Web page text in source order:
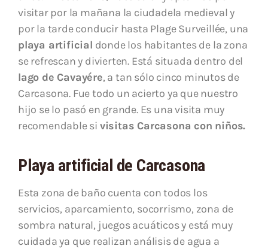
visitar por la mañana la ciudadela medieval y
por la tarde conducir hasta Plage Surveillée, una
playa artificial donde los habitantes de la zona
se refrescan y divierten. Está situada dentro del
lago de Cavayére, a tan sólo cinco minutos de
Carcasona. Fue todo un acierto ya que nuestro
hijo se lo pasó en grande. Es una visita muy
recomendable si visitas Carcasona con niños.
Playa artificial de Carcasona
Esta zona de baño cuenta con todos los
servicios, aparcamiento, socorrismo, zona de
sombra natural, juegos acuáticos y está muy
cuidada ya que realizan análisis de agua a